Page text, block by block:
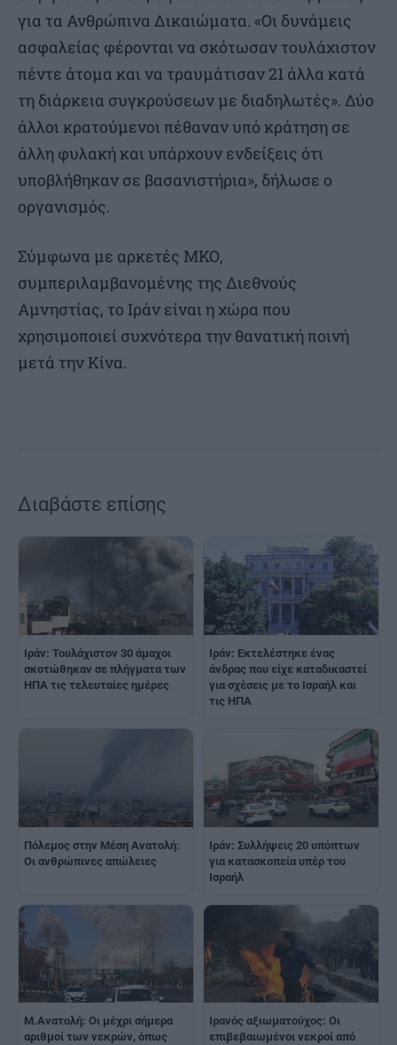
για τα Ανθρώπινα Δικαιώματα. «Οι δυνάμεις
ασφαλείας φέρονται να σκότωσαν τουλάχιστον
πέντε άτομα και να τραυμάτισαν 21 άλλα κατά
τη διάρκεια συγκρούσεων με διαδηλωτές». Δύο
άλλοι κρατούμενοι πέθαναν υπό κράτηση σε
άλλη φυλακή και υπάρχουν ενδείξεις ότι
υποβλήθηκαν σε βασανιστήρια», δήλωσε ο
οργανισμός.
Σύμφωνα με αρκετές ΜΚΟ,
συμπεριλαμβανομένης της Διεθνούς
Αμνηστίας, το Ιράν είναι η χώρα που
χρησιμοποιεί συχνότερα την θανατική ποινή
μετά την Κίνα.
Διαβάστε επίσης
Ιράν: Τουλάχιστον 30 άμαχοι
σκοτώθηκαν σε πλήγματα των
ΗΠΑ τις τελευταίες ημέρες
Ιράν: Εκτελέστηκε ένας
άνδρας που είχε καταδικαστεί
για σχέσεις με το Ισραήλ και
τις ΗΠΑ
Πόλεμος στην Μέση Ανατολή:
Οι ανθρώπινες απώλειες
Ιράν: Συλλήψεις 20 υπόπτων
για κατασκοπεία υπέρ του
Ισραήλ
Μ.Ανατολή: Οι μέχρι σήμερα
αριθμοί των νεκρών, όπως
Ιρανός αξιωματούχος: Οι
επιβεβαιωμένοι νεκροί από